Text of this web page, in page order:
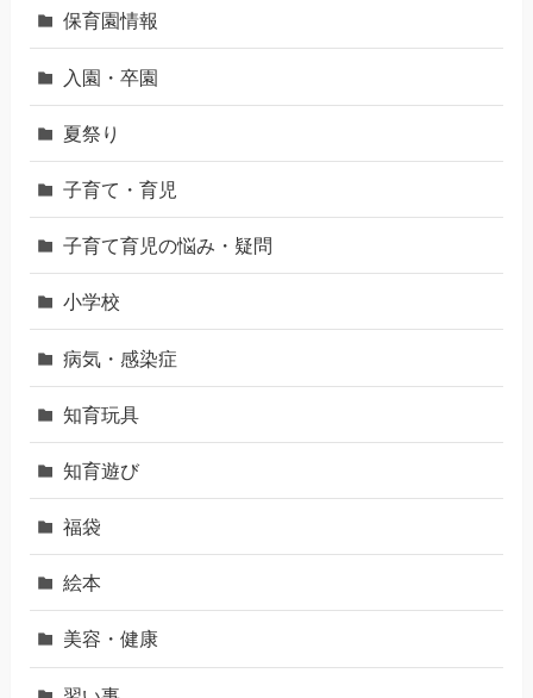
保育園情報
入園・卒園
夏祭り
子育て・育児
子育て育児の悩み・疑問
小学校
病気・感染症
知育玩具
知育遊び
福袋
絵本
美容・健康